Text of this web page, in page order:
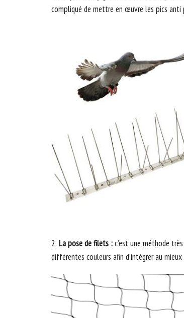
compliqué de mettre en œuvre les pics anti
2. La pose de filets :c’est une méthode
différentes couleurs afin d’intégrer au